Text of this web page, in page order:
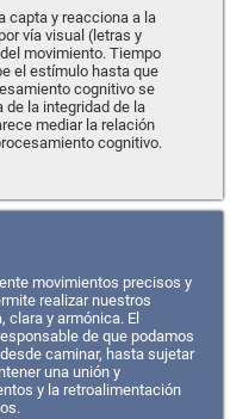
capta y reacciona a la
vía visual (letras y
movimiento. Tiempo
el estímulo hasta que
cognitivo se
de la integridad de la
mediar la relación
cognitivo.
movimientos precisos y
realizar nuestros
clara y armónica. El
de que podamos
caminar, hasta sujetar
una unión y
y la retroalimentación